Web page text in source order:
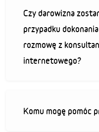
Czy darowizna
przypadku
rozmowę z
internetowego?
Komu mogę pomóc